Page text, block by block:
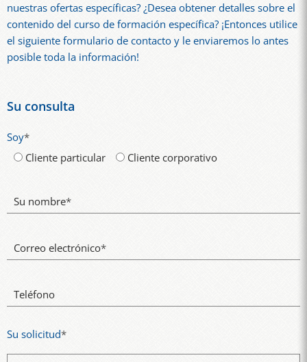
nuestras ofertas específicas? ¿Desea obtener detalles sobre el
contenido del curso de formación específica? ¡Entonces utilice
el siguiente formulario de contacto y le enviaremos lo antes
posible toda la información!
Su consulta
Soy*
Cliente particular
Cliente corporativo
Su nombre*
Correo electrónico*
Teléfono
Su solicitud*